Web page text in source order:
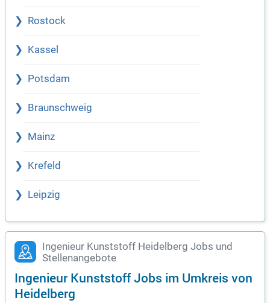
Rostock
Kassel
Potsdam
Braunschweig
Mainz
Krefeld
Leipzig
Ingenieur Kunststoff Heidelberg Jobs und
Stellenangebote
Ingenieur Kunststoff Jobs im Umkreis von
Heidelberg